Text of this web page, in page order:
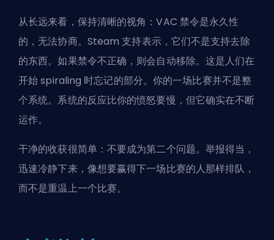
从长远来看，保持清晰的视角：VAC 禁令是永久性
的，无法协商。Steam 支持表示，它们不是支持去除
的东西。如果禁令不正确，则会自动移除。这是人们在
开始 spiraling 时忘记的部分。你的一场比赛并不是整
个系统。系统的反应比你的愤怒要慢，但它确实在不断
运作。
干净的收获很简单：不要成为第二个问题。举报得当，
迅速冷静下来，像想要赢得下一场比赛的人那样排队，
而不是重温上一个比赛。